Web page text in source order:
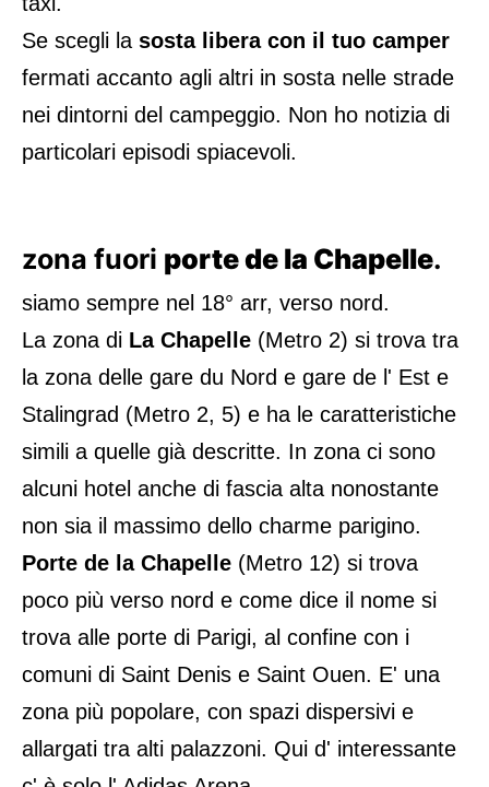
Se scegli la sosta libera con il tuo camper
fermati accanto agli altri in sosta nelle strade
nei dintorni del campeggio. Non ho notizia di
particolari episodi spiacevoli.
zona fuori porte de la Chapelle.
siamo sempre nel 18° arr, verso nord.
La zona di La Chapelle (Metro 2) si trova tra
la zona delle gare du Nord e gare de l' Est e
Stalingrad (Metro 2, 5) e ha le caratteristiche
simili a quelle già descritte. In zona ci sono
alcuni hotel anche di fascia alta nonostante
non sia il massimo dello charme parigino.
Porte de la Chapelle (Metro 12) si trova
poco più verso nord e come dice il nome si
trova alle porte di Parigi, al confine con i
comuni di Saint Denis e Saint Ouen. E' una
zona più popolare, con spazi dispersivi e
allargati tra alti palazzoni. Qui d' interessante